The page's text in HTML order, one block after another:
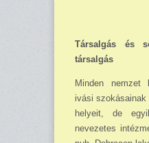
Társalgás és
társalgás
Minden nemzet
ivási szokásainak
helyeit, de
nevezetes